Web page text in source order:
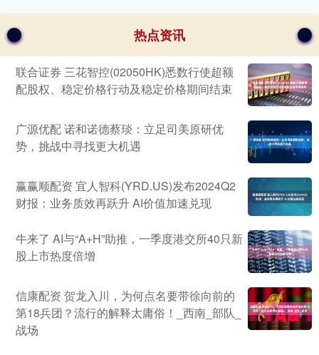
热点资讯
联合证券 三花智控(02050HK)悉数行使超额
配股权、稳定价格行动及稳定价格期间结束
广源优配 诺和诺德蔡琰：立足司美原研优
势，挑战中寻找更大机遇
赢赢顺配资 宜人智科(YRD.US)发布2024Q2
财报：业务质效再跃升 AI价值加速兑现
牛来了 AI与“A+H”助推，一季度港交所40只新
股上市热度倍增
信康配资 贺龙入川，为何点名要带徐向前的
第18兵团？流行的解释太庸俗！_西南_部队_
战场